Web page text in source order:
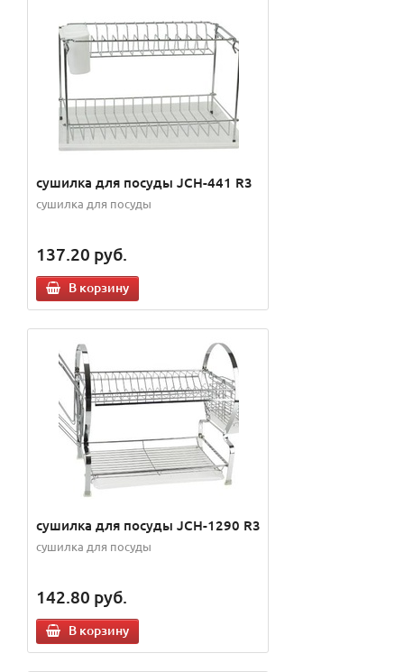
сушилка для посуды JCH-441 R3
сушилка для посуды
137.20 руб.
В корзину
сушилка для посуды JCH-1290 R3
сушилка для посуды
142.80 руб.
В корзину